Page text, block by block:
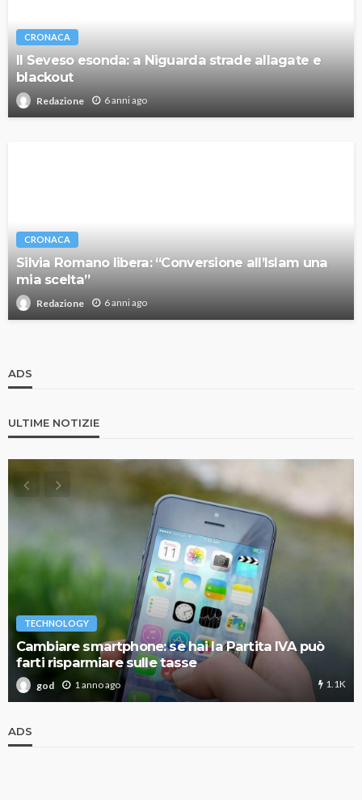
CRONACA
Il Seveso esonda: a Niguarda strade allagate e
blackout
Redazione 6 anni ago
CRONACA
Silvia Romano libera: “Conversione all’Islam una
mia scelta”
Redazione 6 anni ago
ADS
ULTIME NOTIZIE
TECHNOLOGY
Cambiare smartphone: se hai la Partita IVA può
farti risparmiare sulle tasse
god 1 anno ago 1.1K
ADS